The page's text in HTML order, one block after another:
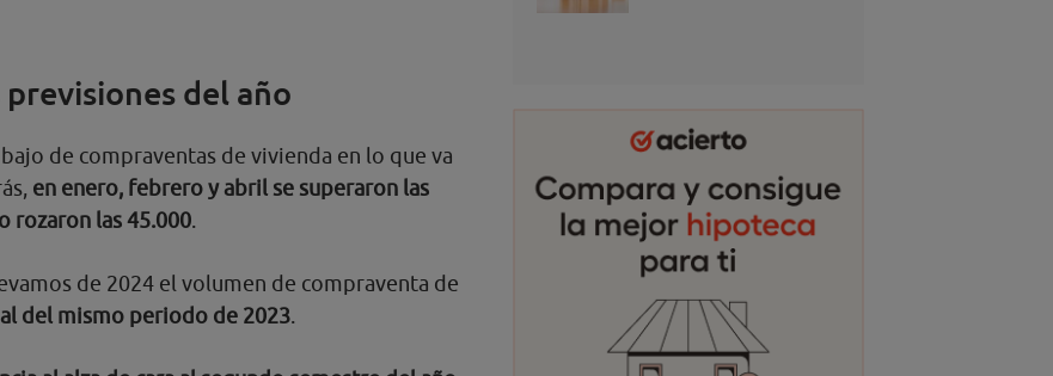
del año
de compraventas de vivienda en lo que va
en enero, febrero y abril se superaron las
rozaron las 45.000.
de 2024 el volumen de compraventa de
del mismo periodo de 2023.